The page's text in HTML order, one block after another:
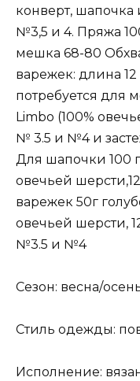
конверт,
№3,5 и 4. Пряжа
мешка 68-80
варежек: длина 12
потребуется для
Limbo (100%
№ 3.5 и №4 и
Для шапочки 100
овечьей
варежек 50г
овечьей шерсти,
№3.5 и №4
Сезон: весна/
Стиль одежды:
Исполнение: